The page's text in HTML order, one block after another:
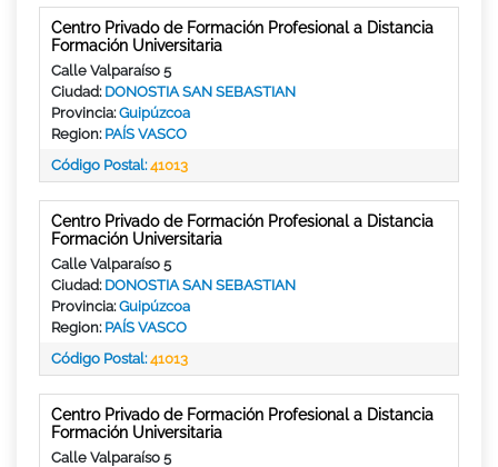
Centro Privado de Formación Profesional a Distancia
Formación Universitaria
Calle Valparaíso 5
Ciudad: DONOSTIA SAN SEBASTIAN
Provincia:Guipúzcoa
Region: PAÍS VASCO
Código Postal:41013
Centro Privado de Formación Profesional a Distancia
Formación Universitaria
Calle Valparaíso 5
Ciudad: DONOSTIA SAN SEBASTIAN
Provincia:Guipúzcoa
Region: PAÍS VASCO
Código Postal:41013
Centro Privado de Formación Profesional a Distancia
Formación Universitaria
Calle Valparaíso 5